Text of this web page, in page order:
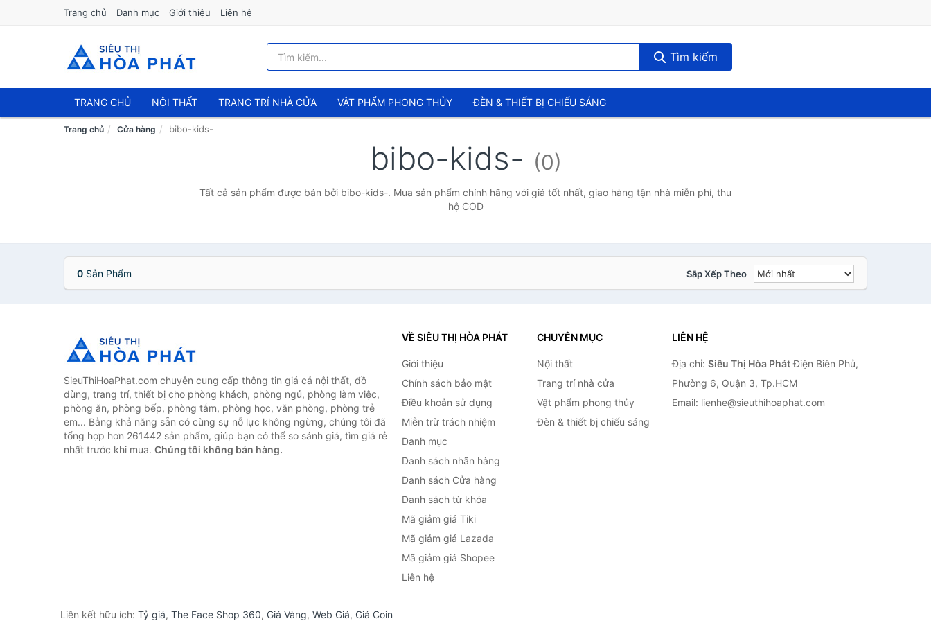
Trang chủ Danh mục Giới thiệu Liên hệ
Tìm kiếm
TRANG CHỦ NỘI THẤT TRANG TRÍ NHÀ CỬA VẬT PHẨM PHONG THỦY ĐÈN & THIẾT BỊ CHIẾU SÁNG
Trang chủ Cửa hàng bibo-kids-
bibo-kids- (0)
Tất cả sản phẩm được bán bởi bibo-kids-. Mua sản phẩm chính hãng với giá tốt nhất, giao hàng tận nhà miễn phí, thu
hộ COD
0 Sản Phẩm Sắp Xếp Theo
SieuThiHoaPhat.com chuyên cung cấp thông tin giá cả nội thất, đồ
dùng, trang trí, thiết bị cho phòng khách, phòng ngủ, phòng làm việc,
phòng ăn, phòng bếp, phòng tắm, phòng học, văn phòng, phòng trẻ
em... Bằng khả năng sẵn có cùng sự nỗ lực không ngừng, chúng tôi đã
tổng hợp hơn 261442 sản phẩm, giúp bạn có thể so sánh giá, tìm giá rẻ
nhất trước khi mua. Chúng tôi không bán hàng.
VỀ SIÊU THỊ HÒA PHÁT
Giới thiệu
Chính sách bảo mật
Điều khoản sử dụng
Miễn trừ trách nhiệm
Danh mục
Danh sách nhãn hàng
Danh sách Cửa hàng
Danh sách từ khóa
Mã giảm giá Tiki
Mã giảm giá Lazada
Mã giảm giá Shopee
Liên hệ
CHUYÊN MỤC
Nội thất
Trang trí nhà cửa
Vật phẩm phong thủy
Đèn & thiết bị chiếu sáng
LIÊN HỆ
Địa chỉ: Siêu Thị Hòa PhátĐiện Biên Phủ,
Phường 6, Quận 3, Tp.HCM
Email: lienhe@sieuthihoaphat.com
Liên kết hữu ích: Tỷ giá, The Face Shop 360, Giá Vàng, Web Giá, Giá Coin